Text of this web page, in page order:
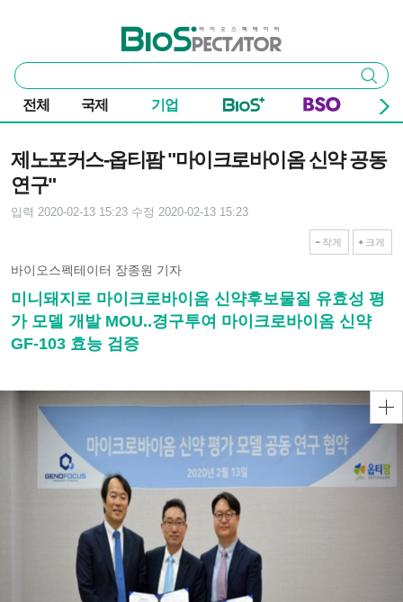
바이오스펙테이터
통
합
검
색
검색
전체 국제 기업
제노포커스-옵티팜 "마이크로바이옴 신약 공동
연구"
입력 2020-02-13 15:23 수정 2020-02-13 15:23
작게 크게
바이오스펙테이터 장종원 기자
미니돼지로 마이크로바이옴 신약후보물질 유효성 평
가 모델 개발 MOU..경구투여 마이크로바이옴 신약
GF-103 효능 검증